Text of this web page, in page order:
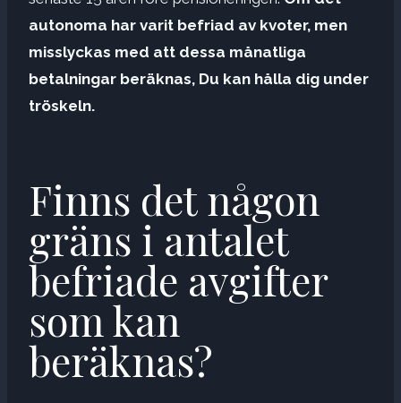
autonoma har varit befriad av kvoter, men
misslyckas med att dessa månatliga
betalningar beräknas, Du kan hålla dig under
tröskeln.
Finns det någon
gräns i antalet
befriade avgifter
som kan
beräknas?